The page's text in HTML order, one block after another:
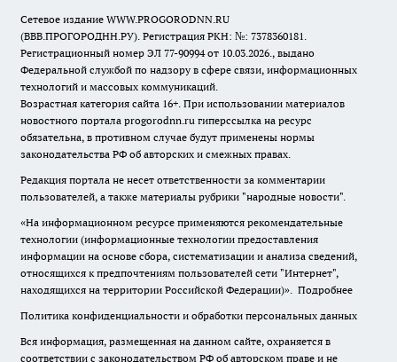
Сетевое издание WWW.PROGORODNN.RU
(ВВВ.ПРОГОРОДНН.РУ). Регистрация РКН: №: 7378360181.
Регистрационный номер ЭЛ 77-90994 от 10.03.2026., выдано
Федеральной службой по надзору в сфере связи, информационных
технологий и массовых коммуникаций.
Возрастная категория сайта 16+. При использовании материалов
новостного портала progorodnn.ru гиперссылка на ресурс
обязательна, в противном случае будут применены нормы
законодательства РФ об авторских и смежных правах.
Редакция портала не несет ответственности за комментарии
пользователей, а также материалы рубрики "народные новости".
«На информационном ресурсе применяются рекомендательные
технологии (информационные технологии предоставления
информации на основе сбора, систематизации и анализа сведений,
относящихся к предпочтениям пользователей сети "Интернет",
находящихся на территории Российской Федерации)». Подробнее
Политика конфиденциальности и обработки персональных данных
Вся информация, размещенная на данном сайте, охраняется в
соответствии с законодательством РФ об авторском праве и не